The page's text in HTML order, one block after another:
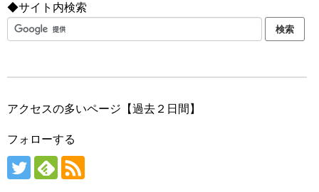
◆サイト内検索
アクセスの多いページ【過去２日間】
フォローする